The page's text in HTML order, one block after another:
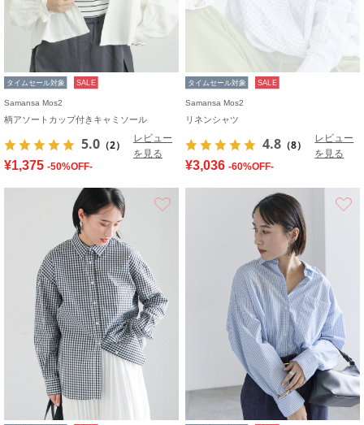
タイムセール対象 SALE
Samansa Mos2
柄アソートカップ付きキャミソール
5.0 （2）
レビュー
を見る
¥1,375 -50%OFF-
タイムセール対象 SALE
Samansa Mos2
リネンシャツ
4.8 （8）
レビュー
を見る
¥3,036 -60%OFF-